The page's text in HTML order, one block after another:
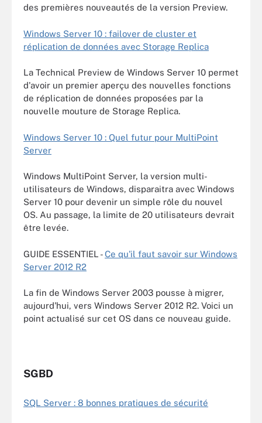
des premières nouveautés de la version Preview.
Windows Server 10 : failover de cluster et
réplication de données avec Storage Replica
La Technical Preview de Windows Server 10 permet
d'avoir un premier aperçu des nouvelles fonctions
de réplication de données proposées par la
nouvelle mouture de Storage Replica.
Windows Server 10 : Quel futur pour MultiPoint
Server
Windows MultiPoint Server, la version multi-
utilisateurs de Windows, disparaitra avec Windows
Server 10 pour devenir un simple rôle du nouvel
OS. Au passage, la limite de 20 utilisateurs devrait
être levée.
GUIDE ESSENTIEL -Ce qu'il faut savoir sur Windows
Server 2012 R2
La fin de Windows Server 2003 pousse à migrer,
aujourd'hui, vers Windows Server 2012 R2. Voici un
point actualisé sur cet OS dans ce nouveau guide.
SGBD
SQL Server : 8 bonnes pratiques de sécurité